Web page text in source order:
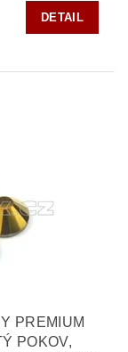
DETAIL
PREMIUM
POKOV,